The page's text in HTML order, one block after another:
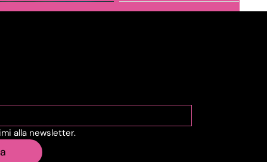
novità in arrivo
STEVE HACKETT - THE
ROARING WAVES
novità in arrivo
alla newsletter.